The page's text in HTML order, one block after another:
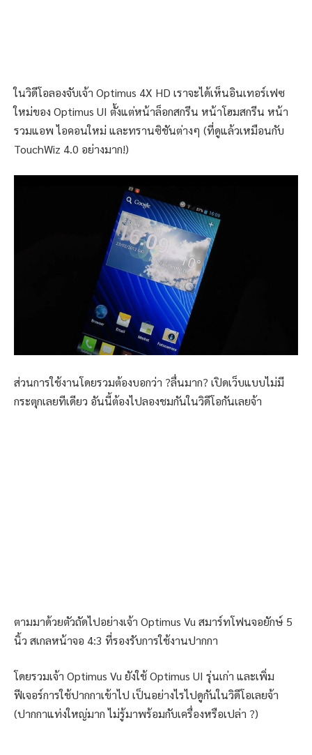
ในวิดีโอลองจับเจ้า Optimus 4X HD เราจะได้เห็นอินเทอร์เฟซ
ใหม่ของ Optimus UI ตั้งแต่หน้าล็อกสกรีน หน้าโฮมสกรีน หน้า
รวมแอพ ไอคอนใหม่ และทรานซิชันต่างๆ (ที่ดูแล้วเหมือนกับ
TouchWiz 4.0 อย่างมาก!)
ส่วนการใช้งานโดยรวมต้องบอกว่า ?ลื่นมาก? เปิดเว็บแบบไม่มี
กระตุกเลยทีเดียว อันนี้ต้องไปลองชมกันในวิดีโอกันเลยจ้า
ตามมาด้วยตัวถัดไปอย่างเจ้า Optimus Vu สมาร์ทโฟนจอยักษ์ 5
นิ้ว สเกลหน้าจอ 4:3 ที่รองรับการใช้งานปากกา
โดยรวมเจ้า Optimus Vu ยังใช้ Optimus UI รุ่นเก่า และเพิ่ม
ฟีเจอร์การใช้ปากกาเข้าไป เป็นอย่างไรไปดูกันในวิดีโอเลยจ้า
(ปากกาแท่งใหญ่มาก ไม่รู้มาพร้อมกับเครื่องหรือเปล่า ?)